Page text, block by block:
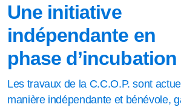
Une initiative
indépendante en
phase d’incubation
Les travaux de la C.C.O.P. sont
manière indépendante et bénévole,